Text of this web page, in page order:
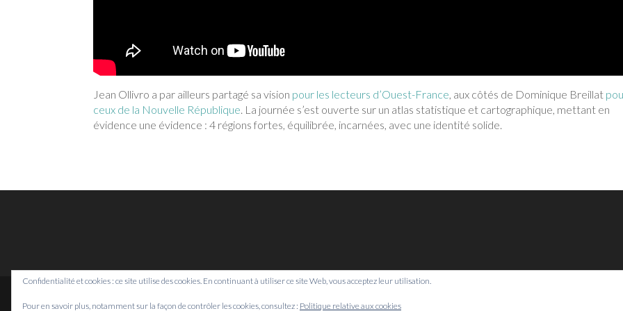
Jean Ollivro a par ailleurs partagé sa vision pour les lecteurs d’Ouest-France, aux côtés de Dominique Breillat
ceux de la Nouvelle République. La journée s’est ouverte sur un atlas statistique et cartographique, mettant en
évidence une évidence : 4 régions fortes, équilibrée, incarnées, avec une identité solide.
Confidentialité et cookies : ce site utilise des cookies. En continuant à utiliser ce site Web, vous acceptez leur utilisation.
Pour en savoir plus, notamment sur la façon de contrôler les cookies, consultez : Politique relative aux cookies